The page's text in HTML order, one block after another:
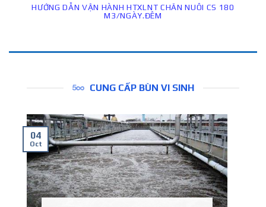
HƯỚNG DẪN VẬN HÀNH HTXLNT CHĂN NUÔI CS 180
M3/NGÀY.ĐÊM
CUNG CẤP BÙN VI SINH
04
Oct